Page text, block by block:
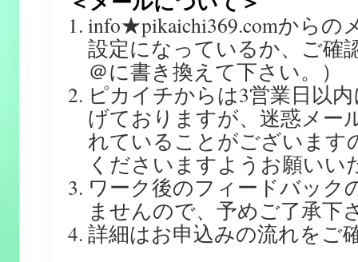
info★pikaichi369.comからの
設定になっているか、ご確
＠に書き換えて下さい。）
ピカイチからは3営業日以
げておりますが、迷惑メー
れていることがございます
くださいますようお願いい
ワーク後のフィードバック
ませんので、予めご了承下
詳細はお申込みの流れをご